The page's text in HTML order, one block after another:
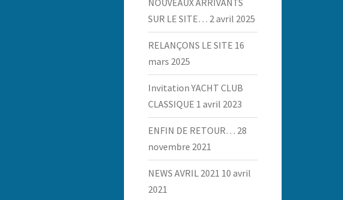
SUR LE SITE… 2 avril 2025
RELANÇONS LE SITE 16
mars 2025
Invitation YACHT CLUB
CLASSIQUE 1 avril 2023
ENFIN DE RETOUR… 28
novembre 2021
NEWS AVRIL 2021 10 avril
2021